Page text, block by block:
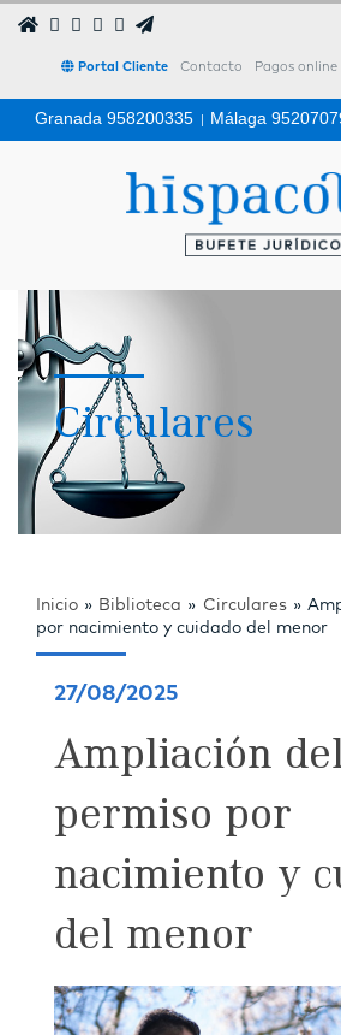
Portal Cliente Contacto Pagos online
Granada 958200335 | Málaga
Circulares
Inicio » Biblioteca » Circulares»
por nacimiento y cuidado del menor
27/08/2025
Ampliación
permiso por
nacimiento y
del menor